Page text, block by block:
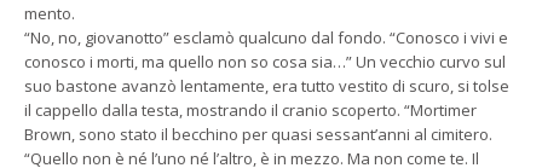
mento.
“No, no, giovanotto” esclamò qualcuno dal fondo. “Conosco i vivi e
conosco i morti, ma quello non so cosa sia…” Un vecchio curvo sul
suo bastone avanzò lentamente, era tutto vestito di scuro, si tolse
il cappello dalla testa, mostrando il cranio scoperto. “Mortimer
Brown, sono stato il becchino per quasi sessant’anni al cimitero.
“Quello non è né l’uno né l’altro, è in mezzo. Ma non come te. Il